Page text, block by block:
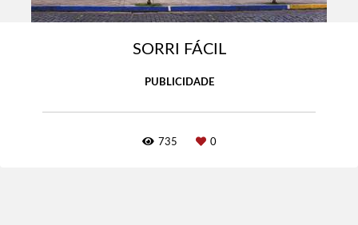
SORRI FÁCIL
PUBLICIDADE
735 0